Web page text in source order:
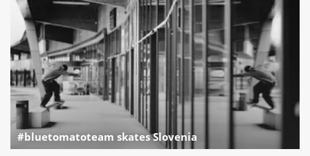
#bluetomatoteam skates Slovenia